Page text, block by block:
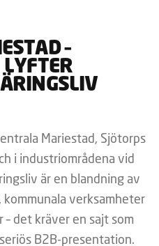
–
Mariestad, Sjötorps
i industriområdena vid
är en blandning av
verksamheter
det kräver en sajt som
B2B-presentation.